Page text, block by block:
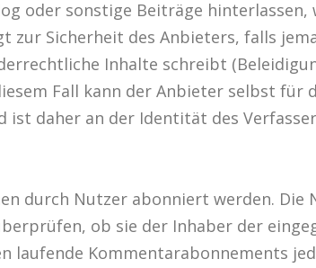
oder sonstige Beiträge hinterlassen,
zur Sicherheit des Anbieters, falls
Inhalte schreibt
Fall kann der Anbieter selbst für
ist daher an der Identität des
durch Nutzer abonniert werden. Die
ob sie der Inhaber der
laufende Kommentarabonnements